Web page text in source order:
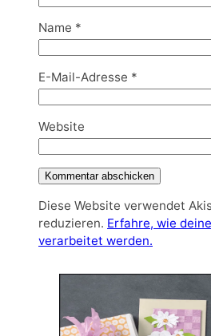
Name *
E-Mail-Adresse *
Website
Diese Website verwendet
reduzieren. Erfahre, wie
verarbeitet werden.